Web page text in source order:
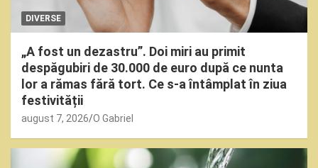
DIVERSE
„A fost un dezastru”. Doi miri au primit
despăgubiri de 30.000 de euro după ce nunta
lor a rămas fără tort. Ce s-a întâmplat în ziua
festivității
august 7, 2026 O Gabriel